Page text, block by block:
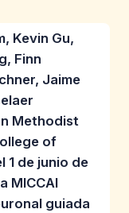
Kevin Gu,
Finn
Jaime
Methodist
of
1 de junio de
MICCAI
guiada